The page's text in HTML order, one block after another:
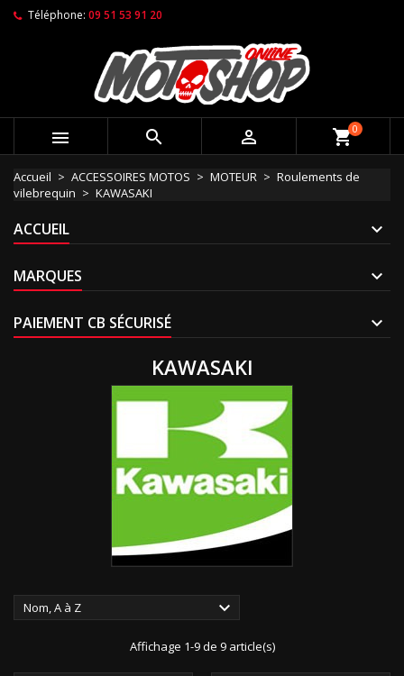
Téléphone: 09 51 53 91 20
   shopping_cart0
Accueil ACCESSOIRES MOTOS MOTEUR
Roulements de
vilebrequin
KAWASAKI
ACCUEIL
MARQUES
PAIEMENT CB SÉCURISÉ
KAWASAKI
Nom, A à Z 
Affichage 1-9 de 9 article(s)